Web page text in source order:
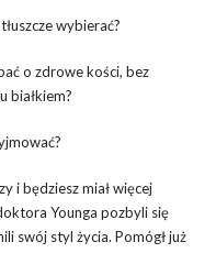
wybierać?
o zdrowe kości, bez
białkiem?
i będziesz miał więcej
Younga pozbyli się
swój styl życia. Pomógł już